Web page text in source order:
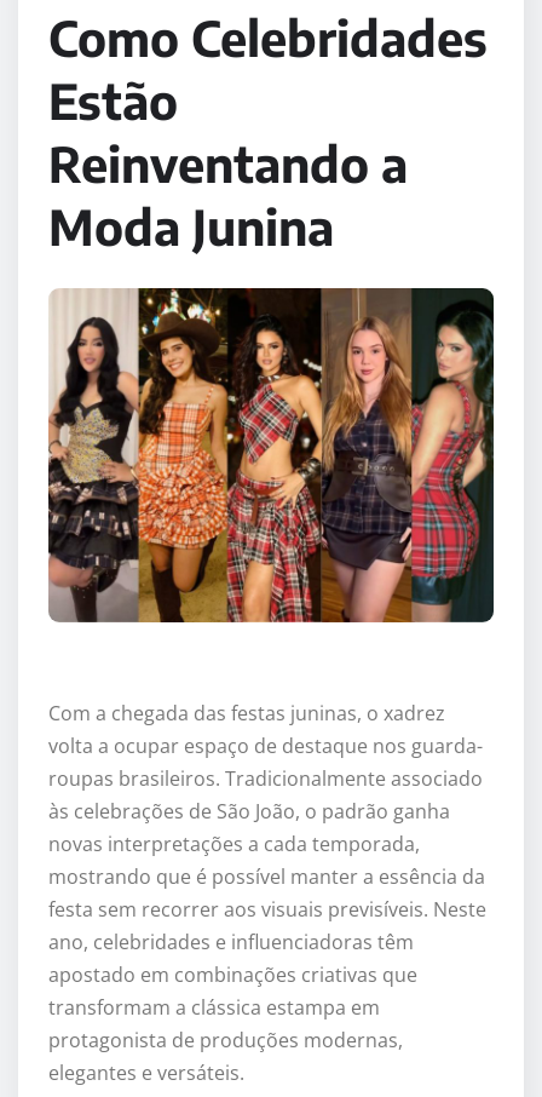
Como Celebridades
Estão
Reinventando a
Moda Junina
Com a chegada das festas juninas, o xadrez
volta a ocupar espaço de destaque nos guarda-
roupas brasileiros. Tradicionalmente associado
às celebrações de São João, o padrão ganha
novas interpretações a cada temporada,
mostrando que é possível manter a essência da
festa sem recorrer aos visuais previsíveis. Neste
ano, celebridades e influenciadoras têm
apostado em combinações criativas que
transformam a clássica estampa em
protagonista de produções modernas,
elegantes e versáteis.